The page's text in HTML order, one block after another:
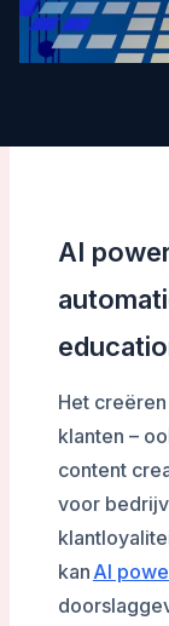
AI
Het
klanten –
content
voor
kan AI